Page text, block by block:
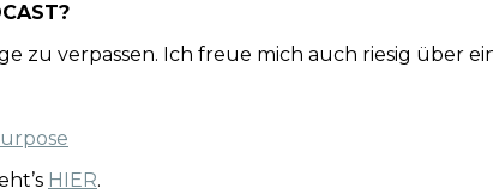
zu verpassen. Ich freue mich auch riesig über
HIER.